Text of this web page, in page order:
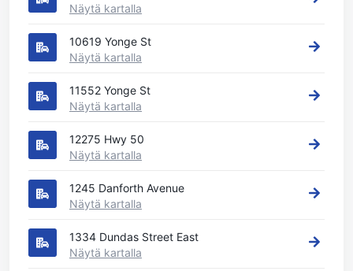
Näytä kartalla
10619 Yonge St
Näytä kartalla
11552 Yonge St
Näytä kartalla
12275 Hwy 50
Näytä kartalla
1245 Danforth Avenue
Näytä kartalla
1334 Dundas Street East
Näytä kartalla